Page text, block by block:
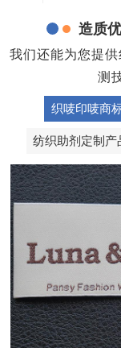
造质
我们还能为您提
测
织唛印唛商
纺织助剂定制产